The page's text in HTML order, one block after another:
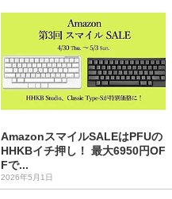
AmazonスマイルSALEはPFUの
HHKBイチ押し！ 最大6950円OF
Fで...
2026年5月1日